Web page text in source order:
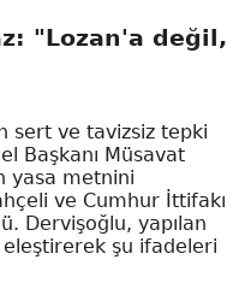
"Lozan'a değil,
sert ve tavizsiz tepki
Başkanı Müsavat
yasa metnini
ve Cumhur İttifakı
Dervişoğlu, yapılan
şu ifadeleri